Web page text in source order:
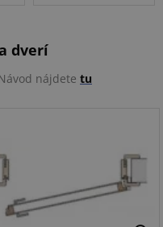
dverí
nájdete tu